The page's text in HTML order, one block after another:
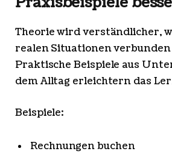
Theorie wird verständlicher,
realen Situationen
Praktische Beispiele aus
dem Alltag erleichtern das
Beispiele:
Rechnungen buchen